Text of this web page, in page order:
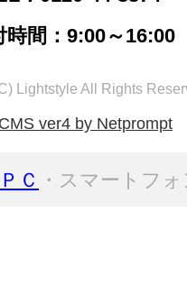
時間：9:00～16:00
Lightstyle All Rights
ver4 by Netprompt
ＰＣ ・スマートフ